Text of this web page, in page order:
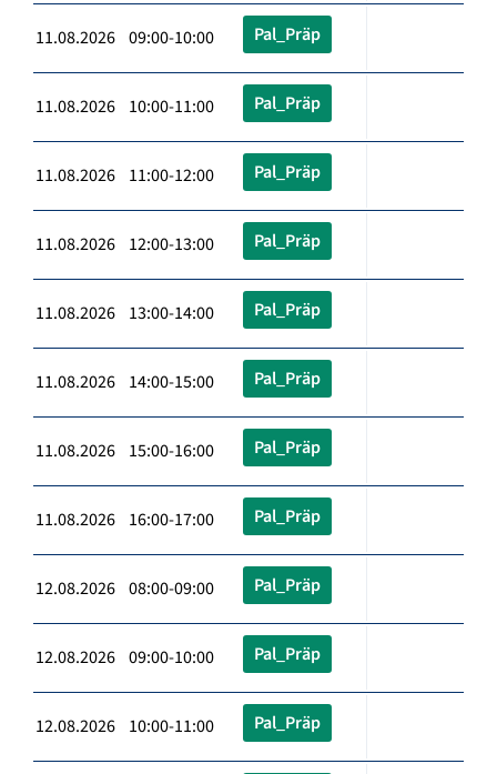
11.08.2026 09:00-10:00 Pal_Präp
11.08.2026 10:00-11:00 Pal_Präp
11.08.2026 11:00-12:00 Pal_Präp
11.08.2026 12:00-13:00 Pal_Präp
11.08.2026 13:00-14:00 Pal_Präp
11.08.2026 14:00-15:00 Pal_Präp
11.08.2026 15:00-16:00 Pal_Präp
11.08.2026 16:00-17:00 Pal_Präp
12.08.2026 08:00-09:00 Pal_Präp
12.08.2026 09:00-10:00 Pal_Präp
12.08.2026 10:00-11:00 Pal_Präp